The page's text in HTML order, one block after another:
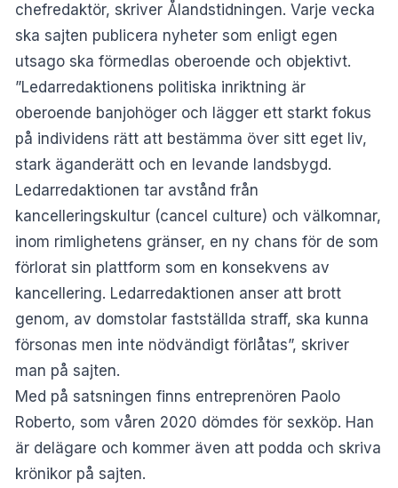
chefredaktör, skriver Ålandstidningen. Varje vecka
ska sajten publicera nyheter som enligt egen
utsago ska förmedlas oberoende och objektivt.
”Ledarredaktionens politiska inriktning är
oberoende banjohöger och lägger ett starkt fokus
på individens rätt att bestämma över sitt eget liv,
stark äganderätt och en levande landsbygd.
Ledarredaktionen tar avstånd från
kancelleringskultur (cancel culture) och välkomnar,
inom rimlighetens gränser, en ny chans för de som
förlorat sin plattform som en konsekvens av
kancellering. Ledarredaktionen anser att brott
genom, av domstolar fastställda straff, ska kunna
försonas men inte nödvändigt förlåtas”, skriver
man på sajten.
Med på satsningen finns entreprenören Paolo
Roberto, som våren 2020 dömdes för sexköp. Han
är delägare och kommer även att podda och skriva
krönikor på sajten.